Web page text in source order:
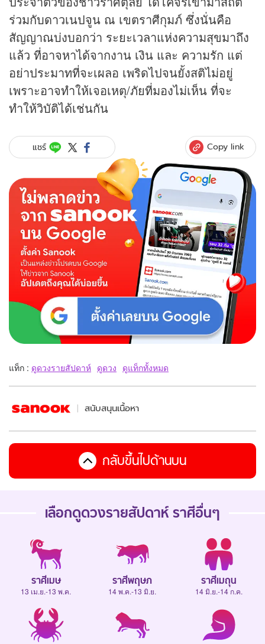
ร่วมกับดาวเนปจูน ณ เขตราศีกุมภ์ ซึ่งนั่นคือ
สัญญาณบ่งบอกว่า ระยะเวลาแห่งความสุขมาถึง
แล้ว ที่อาจหาได้จากงาน เงิน และ ความรัก แต่
อย่าประมาทที่จะเผลอ เพริดไปจนยั้งสติไม่อยู่
เพราะอาจทำให้เจอเหตุ/ภัยที่มองไม่เห็น ที่จะ
ทำให้วิบัติได้เช่นกัน
แชร์ Copy link
แท็ก : ดูดวงรายสัปดาห์ ดูดวง ดูแท็กทั้งหมด
สนับสนุนเนื้อหา
กลับขึ้นไปด้านบน
เลือกดูดวงรายสัปดาห์ ราศีอื่นๆ
ราศีเมษ
13 เม.ย.-13 พ.ค.
ราศีพฤษภ
14 พ.ค.-13 มิ.ย.
ราศีเมถุน
14 มิ.ย.-14 ก.ค.